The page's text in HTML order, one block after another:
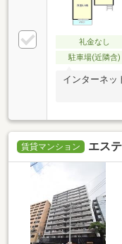
礼金なし
駐車場(近隣含)
インターネッ
賃貸マンション エス